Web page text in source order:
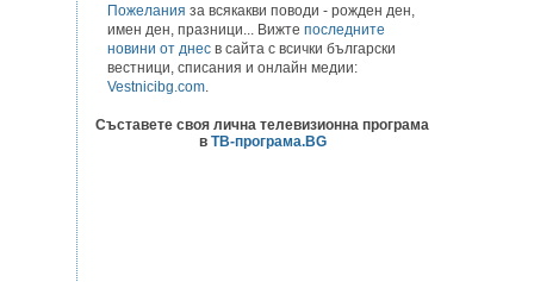
Пожелания за всякакви поводи - рожден ден,
имен ден, празници... Вижте последните
новини от днес в сайта с всички български
вестници, списания и онлайн медии:
Vestnicibg.com.
Съставете своя лична телевизионна програма
в ТВ-програма.BG